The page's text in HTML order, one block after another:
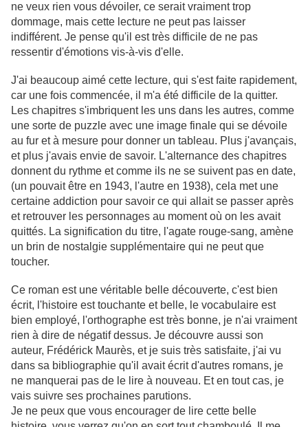
ne veux rien vous dévoiler, ce serait vraiment trop
dommage, mais cette lecture ne peut pas laisser
indifférent. Je pense qu'il est très difficile de ne pas
ressentir d'émotions vis-à-vis d'elle.
J'ai beaucoup aimé cette lecture, qui s'est faite rapidement,
car une fois commencée, il m'a été difficile de la quitter.
Les chapitres s'imbriquent les uns dans les autres, comme
une sorte de puzzle avec une image finale qui se dévoile
au fur et à mesure pour donner un tableau. Plus j'avançais,
et plus j'avais envie de savoir. L'alternance des chapitres
donnent du rythme et comme ils ne se suivent pas en date,
(un pouvait être en 1943, l'autre en 1938), cela met une
certaine addiction pour savoir ce qui allait se passer après
et retrouver les personnages au moment où on les avait
quittés. La signification du titre, l'agate rouge-sang, amène
un brin de nostalgie supplémentaire qui ne peut que
toucher.
Ce roman est une véritable belle découverte, c'est bien
écrit, l'histoire est touchante et belle, le vocabulaire est
bien employé, l'orthographe est très bonne, je n'ai vraiment
rien à dire de négatif dessus. Je découvre aussi son
auteur, Frédérick Maurès, et je suis très satisfaite, j'ai vu
dans sa bibliographie qu'il avait écrit d'autres romans, je
ne manquerai pas de le lire à nouveau. Et en tout cas, je
vais suivre ses prochaines parutions.
Je ne peux que vous encourager de lire cette belle